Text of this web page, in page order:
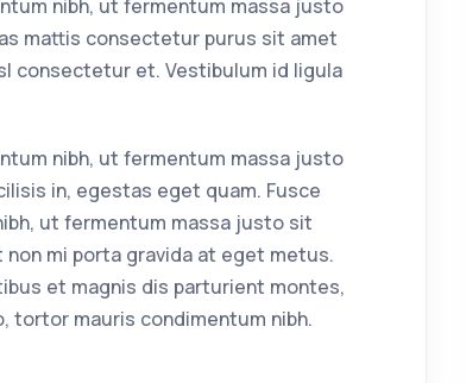
nibh, ut fermentum massa justo
mattis consectetur purus sit amet
consectetur et. Vestibulum id ligula
nibh, ut fermentum massa justo
in, egestas eget quam. Fusce
ut fermentum massa justo sit
mi porta gravida at eget metus.
et magnis dis parturient montes,
tortor mauris condimentum nibh.